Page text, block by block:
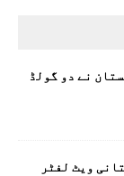
نے دو گولڈ
ویٹ لفٹر